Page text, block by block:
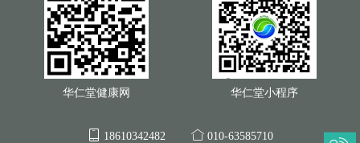
华仁堂健康网 华仁堂小程序
18610342482 010-63585710